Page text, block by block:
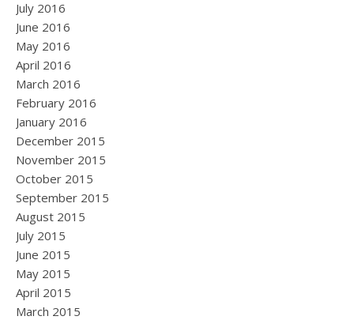
July 2016
June 2016
May 2016
April 2016
March 2016
February 2016
January 2016
December 2015
November 2015
October 2015
September 2015
August 2015
July 2015
June 2015
May 2015
April 2015
March 2015